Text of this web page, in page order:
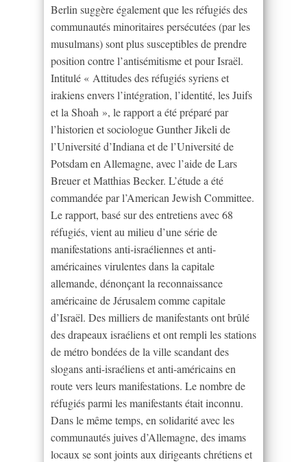
Berlin suggère également que les réfugiés des
communautés minoritaires persécutées (par les
musulmans) sont plus susceptibles de prendre
position contre l’antisémitisme et pour Israël.
Intitulé « Attitudes des réfugiés syriens et
irakiens envers l’intégration, l’identité, les Juifs
et la Shoah », le rapport a été préparé par
l’historien et sociologue Gunther Jikeli de
l’Université d’Indiana et de l’Université de
Potsdam en Allemagne, avec l’aide de Lars
Breuer et Matthias Becker. L’étude a été
commandée par l’American Jewish Committee.
Le rapport, basé sur des entretiens avec 68
réfugiés, vient au milieu d’une série de
manifestations anti-israéliennes et anti-
américaines virulentes dans la capitale
allemande, dénonçant la reconnaissance
américaine de Jérusalem comme capitale
d’Israël. Des milliers de manifestants ont brûlé
des drapeaux israéliens et ont rempli les stations
de métro bondées de la ville scandant des
slogans anti-israéliens et anti-américains en
route vers leurs manifestations. Le nombre de
réfugiés parmi les manifestants était inconnu.
Dans le même temps, en solidarité avec les
communautés juives d’Allemagne, des imams
locaux se sont joints aux dirigeants chrétiens et